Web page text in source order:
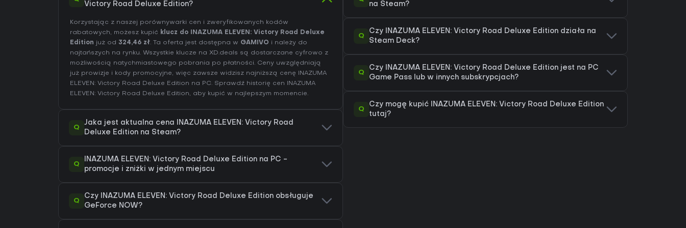
Victory Road Deluxe Edition?
Korzystając z naszej porównywarki cen i zweryfikowanych kodów
rabatowych, możesz kupić klucz do INAZUMA ELEVEN: Victory Road Deluxe
Edition już od 324,46 zł. Ta oferta jest dostępna w GAMIVO i należy do
najtańszych na rynku. Wszystkie klucze na XD.deals są dostarczane cyfrowo z
możliwością natychmiastowego pobrania po płatności. Ceny uwzględniają
już prowizje i kody promocyjne, więc zawsze widzisz najniższą cenę INAZUMA
ELEVEN: Victory Road Deluxe Edition na PC. Sprawdź historię cen INAZUMA
ELEVEN: Victory Road Deluxe Edition, aby kupić w najlepszym momencie.
Q
Jaka jest aktualna cena INAZUMA ELEVEN: Victory Road
Deluxe Edition na Steam?
Q
INAZUMA ELEVEN: Victory Road Deluxe Edition na PC -
promocje i zniżki w jednym miejscu
Q
Czy INAZUMA ELEVEN: Victory Road Deluxe Edition obsługuje
GeForce NOW?
na Steam?
Q
Czy INAZUMA ELEVEN: Victory Road Deluxe Edition działa na
Steam Deck?
Q
Czy INAZUMA ELEVEN: Victory Road Deluxe Edition jest na PC
Game Pass lub w innych subskrypcjach?
Q
Czy mogę kupić INAZUMA ELEVEN: Victory Road Deluxe Edition
tutaj?